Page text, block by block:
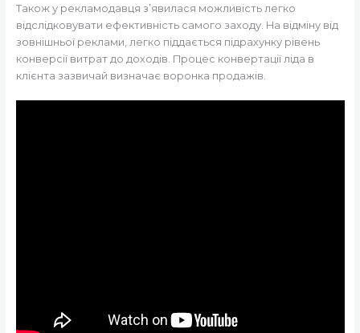
Також у рекламодавця з’явилася можливість легко
відслідковувати ефективність самого заходу. На відміну від
зовнішньої реклами, легко піддається підрахунку рівень
конверсії витрат до доходів. Процес конвертації ліда в
клієнта зазвичай визначає воронка продажів.